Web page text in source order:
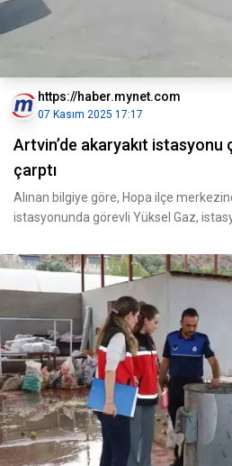
https://haber.mynet.com
07 Kasım 2025 17:17
Artvin’de akaryakıt istasyonu
çarptı
Alınan bilgiye göre, Hopa ilçe
istasyonunda görevli Yüksel Gaz,